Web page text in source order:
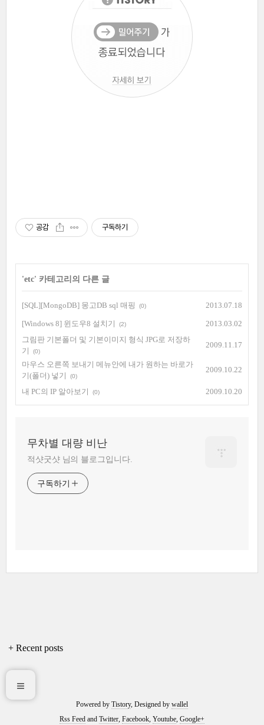
공감 구독하기
'etc' 카테고리의 다른 글
[SQL][MongoDB] 몽고DB sql 매핑 (0) 2013.07.18
[Windows 8] 윈도우8 설치기 (2)
2013.03.02
그림판 기본폴더 및 기본이미지 형식 JPG로 저장하
기
(0)
2009.11.17
마우스 오른쪽 보내기 메뉴안에 내가 원하는 바로가
기(폴더) 넣기
(0)
2009.10.22
내 PC의 IP 알아보기 (0) 2009.10.20
무차별 대량 비난
적샷굿샷 님의 블로그입니다.
구독하기
+ Recent posts
Powered by Tistory, Designed by wallel
Rss Feed and Twitter Facebook Youtube Google+